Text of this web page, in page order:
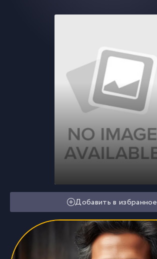
Добавить в избранное